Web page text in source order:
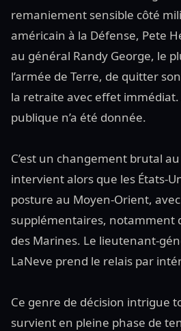
remaniement sensible côté
américain à la Défense, Pete
au général Randy George, le
l’armée de Terre, de quitter
la retraite avec effet
publique n’a été donnée.
C’est un changement brutal
intervient alors que les États-
posture au Moyen-Orient,
supplémentaires, notamment
des Marines. Le lieutenant-
LaNeve prend le relais par
Ce genre de décision intrigue
survient en pleine phase de